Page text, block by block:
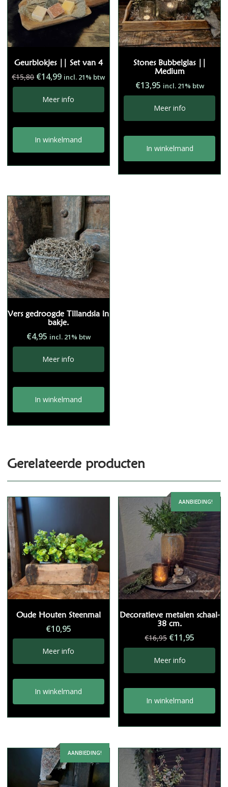
Geurblokjes || Set van 4
€15,80 Oorspronkelijke
prijs
was:
€15,80.
€14,99Huidige
prijs
is:
€14,99.
incl. 21% btw
Meer info
In winkelmand
Stones Bubbelglas ||
Medium
€13,95 incl. 21% btw
Meer info
In winkelmand
Vers gedroogde Tillandsia in
bakje.
€4,95 incl. 21% btw
Meer info
In winkelmand
Gerelateerde producten
Oude Houten Steenmal
€10,95
Meer info
In winkelmand
AANBIEDING!
Decoratieve metalen schaal-
38 cm.
€16,95
prijs
was:
€16,95.
€11,95
prijs
€11,95.
Meer info
In winkelmand
AANBIEDING!